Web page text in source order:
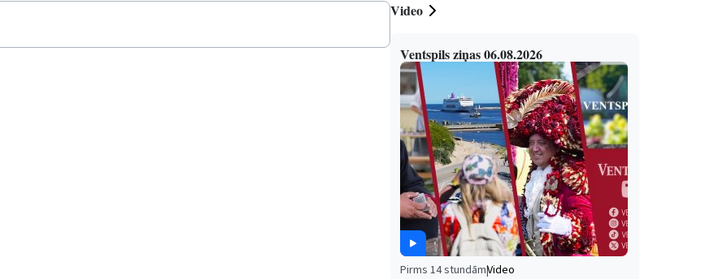
Video
Ventspils ziņas 06.08.2026
Pirms 14 stundām|Video